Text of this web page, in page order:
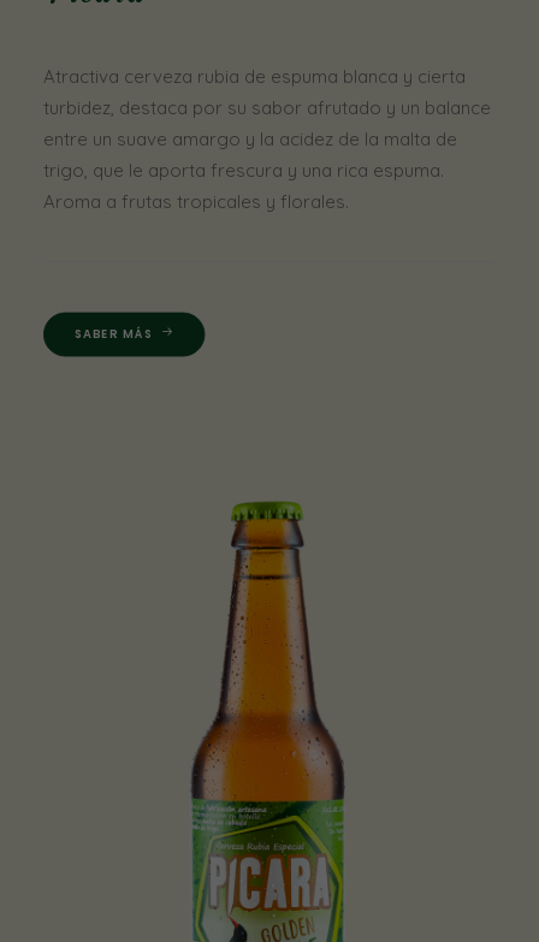
Atractiva cerveza rubia de espuma blanca y cierta
turbidez, destaca por su sabor afrutado y un balance
entre un suave amargo y la acidez de la malta de
trigo, que le aporta frescura y una rica espuma.
Aroma a frutas tropicales y florales.
SABER MÁS